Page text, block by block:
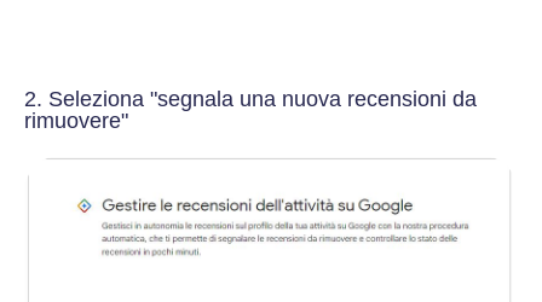
2. Seleziona "segnala una nuova recensioni da
rimuovere"